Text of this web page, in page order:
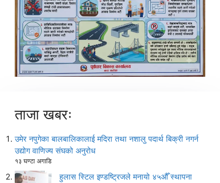
ताजा खबरः
उमेर नपुगेका बालबालिकालाई मदिरा तथा नशालु पदार्थ बिक्री नगर्न
उद्योग वाणिज्य संघको अनुरोध
१३ घण्टा अगाडि
हुलास स्टिल इण्डष्ट्रिजले मनायो ४५औँ स्थापना